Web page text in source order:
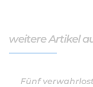
weitere Artikel
Fünf